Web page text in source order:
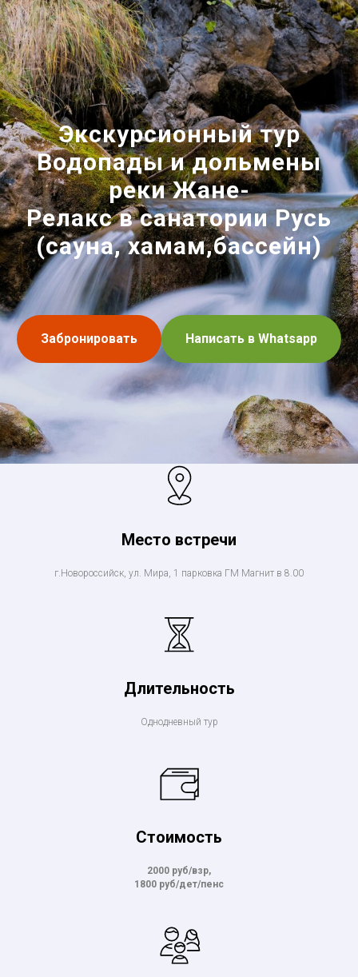
Экскурсионный тур
Водопады и дольмены
реки Жане-
Релакс в санатории Русь
(сауна, хамам,бассейн)
Забронировать Написать в Whatsapp
Место встречи
г.Новороссийск, ул. Мира, 1 парковка ГМ Магнит в 8.00
Длительность
Однодневный тур
Стоимость
2000 руб/взр,
1800 руб/дет/пенс